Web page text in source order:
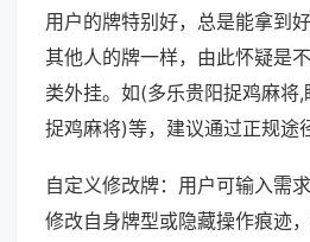
用户的牌特别好，总是能拿到
其他人的牌一样，由此怀疑是
类外挂。如(多乐贵阳捉鸡麻将
捉鸡麻将)等，建议通过正规途
自定义修改牌：用户可输入需
修改自身牌型或隐藏操作痕迹